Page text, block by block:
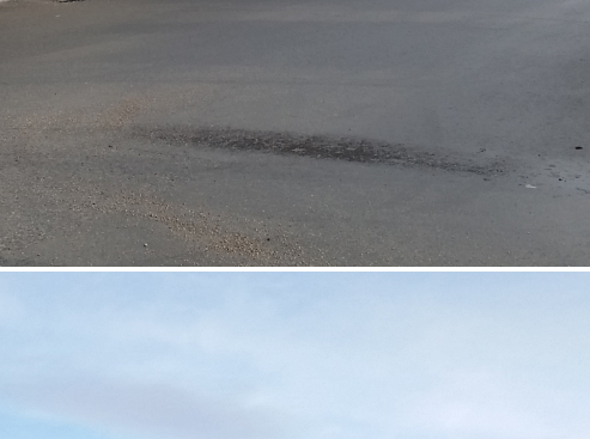
Bau- und Gartenmarktes sowie Zubau eines Gartenfreibereiches.